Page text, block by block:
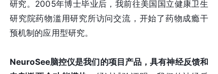
研究。2005年博士毕业后，我前往美国国立健康卫生
研究院药物滥用研究所访问交流，开始了药物成瘾干
预机制的应用型研究。
NeuroSee脑控仪是我们的项目产品，具有神经反馈和